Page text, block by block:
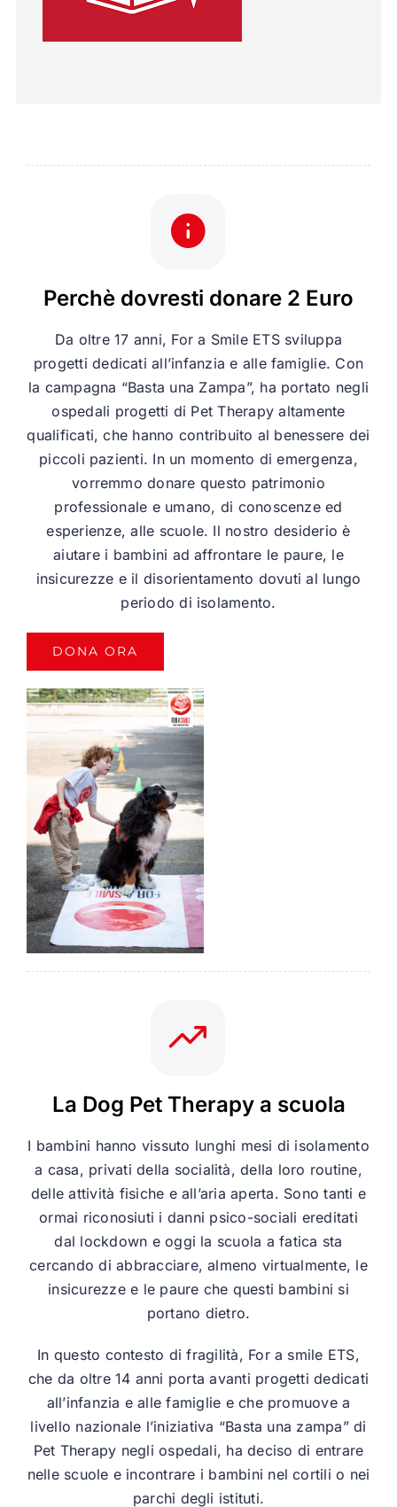
Perchè dovresti donare 2 Euro
Da oltre 17 anni, For a Smile ETS sviluppa
progetti dedicati all’infanzia e alle famiglie. Con
la campagna “Basta una Zampa”, ha portato negli
ospedali progetti di Pet Therapy altamente
qualificati, che hanno contribuito al benessere dei
piccoli pazienti. In un momento di emergenza,
vorremmo donare questo patrimonio
professionale e umano, di conoscenze ed
esperienze, alle scuole. Il nostro desiderio è
aiutare i bambini ad affrontare le paure, le
insicurezze e il disorientamento dovuti al lungo
periodo di isolamento.
DONA ORA
La Dog Pet Therapy a scuola
I bambini hanno vissuto lunghi mesi di isolamento
a casa, privati della socialità, della loro routine,
delle attività fisiche e all’aria aperta. Sono tanti e
ormai riconosiuti i danni psico-sociali ereditati
dal lockdown e oggi la scuola a fatica sta
cercando di abbracciare, almeno virtualmente, le
insicurezze e le paure che questi bambini si
portano dietro.
In questo contesto di fragilità, For a smile ETS,
che da oltre 14 anni porta avanti progetti dedicati
all’infanzia e alle famiglie e che promuove a
livello nazionale l’iniziativa “Basta una zampa” di
Pet Therapy negli ospedali, ha deciso di entrare
nelle scuole e incontrare i bambini nel cortili o nei
parchi degli istituti.